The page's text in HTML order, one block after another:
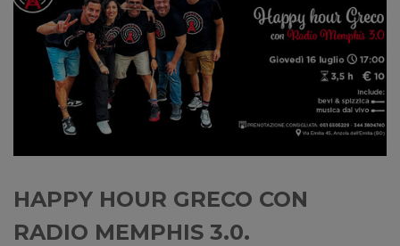
HAPPY HOUR GRECO CON
RADIO MEMPHIS 3.0.